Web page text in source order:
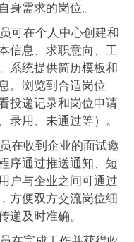
身需求的岗位。
可在个人中心创建和
信息、求职意向、工
系统提供简历模板和
。浏览到合适岗位
投递记录和岗位申请
录用、未通过等）。
在收到企业的面试邀
序通过推送通知、短
户与企业之间可通过
方便双方交流岗位细
递及时准确。